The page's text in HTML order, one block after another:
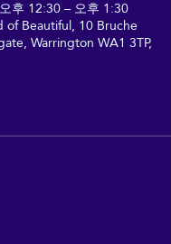
후 12:30 – 오후 1:30
of Beautiful, 10 Bruche
Warrington WA1 3TP,